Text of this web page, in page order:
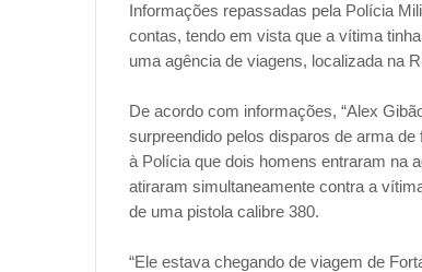
Informações repassadas pela Polícia
contas, tendo em vista que a vítima
uma agência de viagens, localizada na
De acordo com informações, “Alex
surpreendido pelos disparos de arma
à Polícia que dois homens entraram na
atiraram simultaneamente contra a
de uma pistola calibre 380.
“Ele estava chegando de viagem de